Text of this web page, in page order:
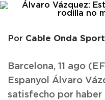
Por Cable Onda
Barcelona, 11 ago
Espanyol Álvaro
satisfecho por haber